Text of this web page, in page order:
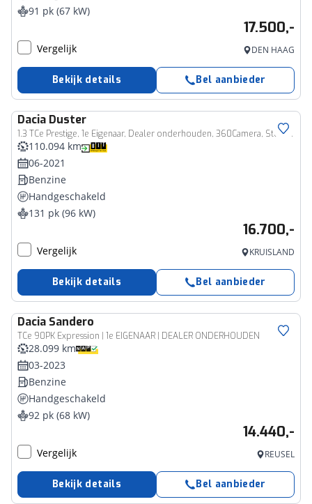
91 pk (67 kW)
17.500,-
Vergelijk DEN HAAG
Bekijk details Bel aanbieder
Dacia Duster
1.3 TCe Prestige, 1e Eigenaar, Dealer onderhouden, 360Camera, Stoelverwarming
110.094 km
06-2021
Benzine
Handgeschakeld
131 pk (96 kW)
16.700,-
Vergelijk KRUISLAND
Bekijk details Bel aanbieder
Dacia Sandero
TCe 90PK Expression | 1e EIGENAAR | DEALER ONDERHOUDEN
28.099 km
03-2023
Benzine
Handgeschakeld
92 pk (68 kW)
14.440,-
Vergelijk REUSEL
Bekijk details Bel aanbieder